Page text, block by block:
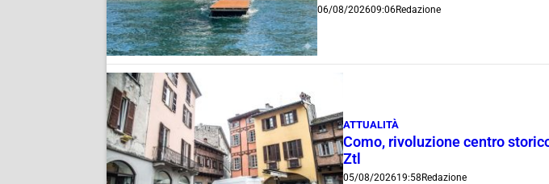
06/08/202609:06Redazione
ATTUALITÀ
Como, rivoluzione centro
Ztl
05/08/202619:58 Redazione